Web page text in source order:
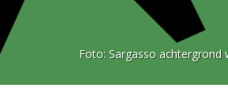
Foto: Sargasso achtergrond